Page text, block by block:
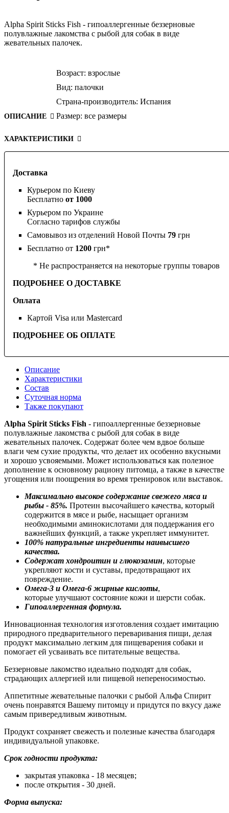
Доставка
Курьером по Киеву
Бесплатно от 1000
Курьером по Украине
Согласно тарифов службы
Самовывоз из отделений Новой Почты 79 грн
Бесплатно от 1200 грн*
* Не распространяется на некоторые группы товаров
ПОДРОБНЕЕ О ДОСТАВКЕ
Оплата
Картой Visa или Mastercard
ПОДРОБНЕЕ ОБ ОПЛАТЕ
Alpha Spirit Sticks Fish - гипоаллергенные беззерновые
полувлажные лакомства с рыбой для собак в виде
жевательных палочек.
ОПИСАНИЕ
Возраст: взрослые
Вид: палочки
Страна-производитель: Испания
Размер: все размеры
ХАРАКТЕРИСТИКИ
Описание
Характеристики
Состав
Суточная норма
Также покупают
Alpha Spirit Sticks Fish - гипоаллергенные беззерновые
полувлажные лакомства с рыбой для собак в виде
жевательных палочек. Содержат более чем вдвое больше
влаги чем сухие продукты, что делает их особенно вкусными
и хорошо усвояемыми. Может использоваться как полезное
дополнение к основному рациону питомца, а также в качестве
угощения или поощрения во время тренировок или выставок.
Максимально высокое содержание свежего мяса и
рыбы - 85%. Протеин высочайшего качества, который
содержится в мясе и рыбе, насыщает организм
необходимыми аминокислотами для поддержания его
важнейших функций, а также укрепляет иммунитет.
100% натуральные ингредиенты наивысшего
качества.
Содержат хондроитин и глюкозамин, которые
укрепляют кости и суставы, предотвращают их
повреждение.
Омега-3 и Омега-6 жирные кислоты,
которые улучшают состояние кожи и шерсти собак.
Гипоаллергенная формула.
Инновационная технология изготовления создает имитацию
природного предварительного переваривания пищи, делая
продукт максимально легким для пищеварения собаки и
помогает ей усваивать все питательные вещества.
Беззерновые лакомство идеально подходят для собак,
страдающих аллергией или пищевой непереносимостью.
Аппетитные жевательные палочки с рыбой Альфа Спирит
очень понравятся Вашему питомцу и придутся по вкусу даже
самым привередливым животным.
Продукт сохраняет свежесть и полезные качества благодаря
индивидуальной упаковке.
Срок годности продукта:
закрытая упаковка - 18 месяцев;
после открытия - 30 дней.
Форма выпуска: